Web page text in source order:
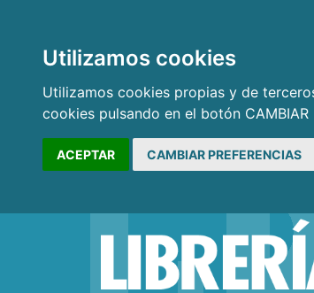
Utilizamos cookies
Utilizamos cookies propias y de
cookies pulsando en el botón CAMBIAR
ACEPTAR CAMBIAR PREFERENCIAS